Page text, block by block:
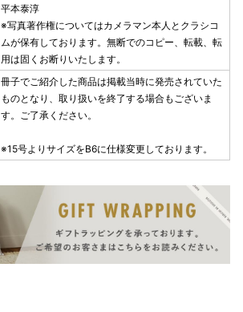
平本泰淳
※写真著作権についてはカメラマン本人とクラシコ
ムが保有しております。無断でのコピー、転載、転
用は固くお断りいたします。
冊子でご紹介した商品は掲載当時に発売されていた
ものとなり、取り扱いを終了する場合もございま
す。ご了承ください。
※15号よりサイズをB6に仕様変更しております。